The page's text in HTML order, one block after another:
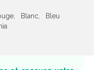
Blanc, Bleu